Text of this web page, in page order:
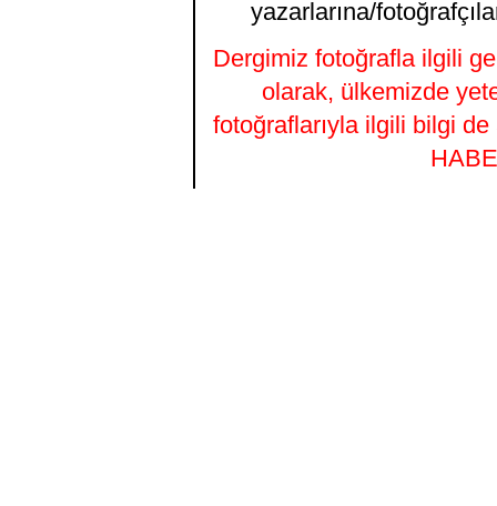
yazarlarına/
Dergimiz fotoğrafla ilgili
olarak, ülkemizde
fotoğraflarıyla ilgili bilgi